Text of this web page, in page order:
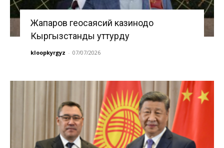
Жапаров геосаясий казинодо
Кыргызстанды уттурду
kloopkyrgyz - 07/07/2026